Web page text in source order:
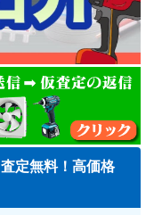
定無料！高価格